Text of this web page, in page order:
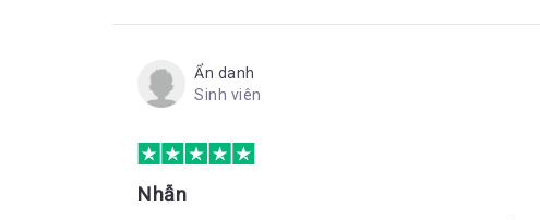
Ẩn danh
Sinh viên
Nhẫn